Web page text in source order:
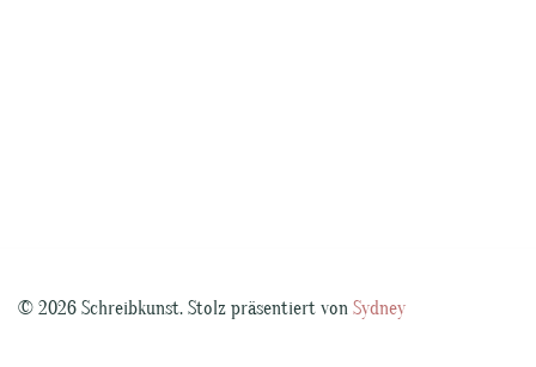
© 2026 Schreibkunst. Stolz präsentiert von Sydney